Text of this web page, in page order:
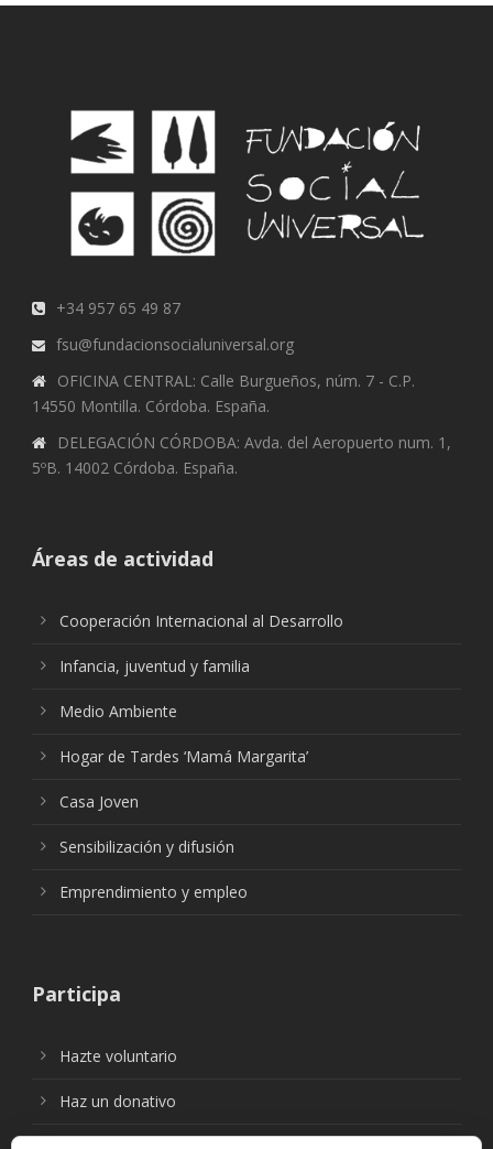
+34 957 65 49 87
fsu@fundacionsocialuniversal.org
OFICINA CENTRAL: Calle Burgueños, núm. 7 - C.P.
14550 Montilla. Córdoba. España.
DELEGACIÓN CÓRDOBA: Avda. del Aeropuerto num. 1,
5ºB. 14002 Córdoba. España.
Áreas de actividad
Cooperación Internacional al Desarrollo
Infancia, juventud y familia
Medio Ambiente
Hogar de Tardes ‘Mamá Margarita’
Casa Joven
Sensibilización y difusión
Emprendimiento y empleo
Participa
Hazte voluntario
Haz un donativo